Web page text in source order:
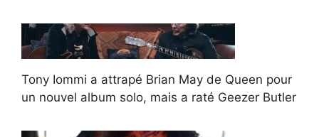
Tony Iommi a attrapé Brian May de Queen pour
un nouvel album solo, mais a raté Geezer Butler